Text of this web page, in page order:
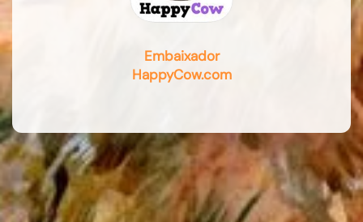
Embaixador
HappyCow.com